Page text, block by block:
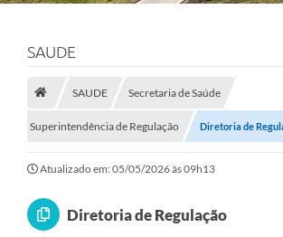
SAUDE
SAUDE Secretaria de Saúde
Superintendência de Regulação Diretoria de
Atualizado em: 05/05/2026 às 09h13
Diretoria de Regulação